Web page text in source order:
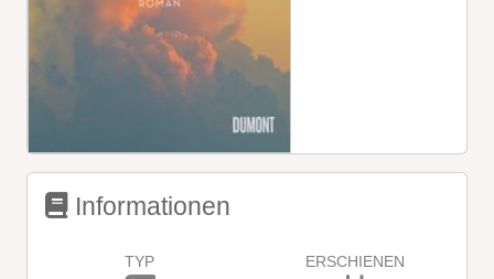
Informationen
TYP ERSCHIENEN